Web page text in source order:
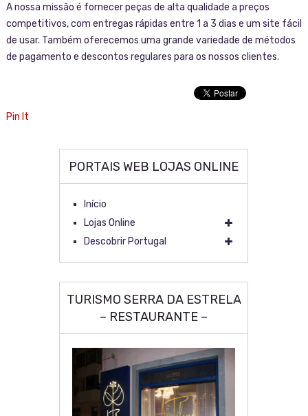
A nossa missão é fornecer peças de alta qualidade a preços
competitivos, com entregas rápidas entre 1 a 3 dias e um site fácil
de usar. Também oferecemos uma grande variedade de métodos
de pagamento e descontos regulares para os nossos clientes.
Pin It
PORTAIS WEB LOJAS ONLINE
Início
Lojas Online
Descobrir Portugal
TURISMO SERRA DA ESTRELA
– RESTAURANTE –